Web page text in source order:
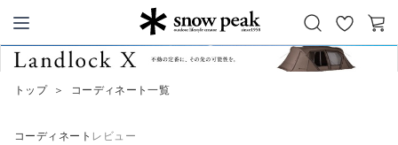
Snow Peak
お
気
カ
トップ ＞ コーディネート一覧
コーディネート レビュー